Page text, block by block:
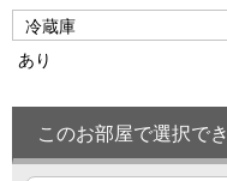
冷蔵庫
あり
このお部屋で選択で